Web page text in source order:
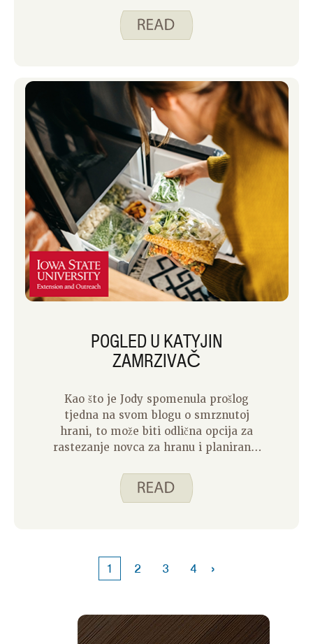
nasumičnih iznenađenja.
POGLED U KATYJIN
ZAMRZIVAČ
Kao što je Jody spomenula prošlog
tjedna na svom blogu o smrznutoj
hrani, to može biti odlična opcija za
rastezanje novca za hranu i planiranje
zamrzivaču omogućuje mi razne opcije
za hranjenje obitelji. Smrznuta hrana
1 2 3 4 ›